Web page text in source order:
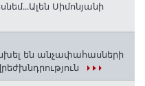
Սիմոնյանի
են անչափահասների